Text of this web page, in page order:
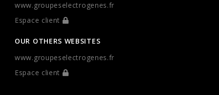
www.groupeselectrogenes.fr
Espace client
OUR OTHERS WEBSITES
www.groupeselectrogenes.fr
Espace client